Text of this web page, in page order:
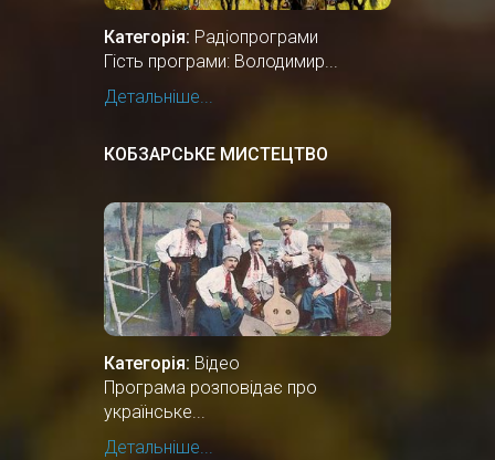
Категорія: Радіопрограми
Гість програми: Володимир...
Детальніше...
КОБЗАРСЬКЕ МИСТЕЦТВО
Категорія: Відео
Програма розповідає про
українське...
Детальніше...